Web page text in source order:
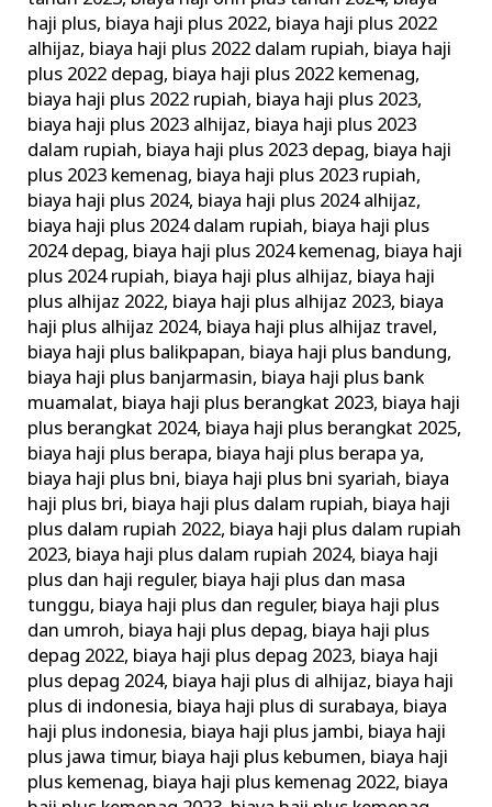
haji plus, biaya haji plus 2022, biaya haji plus 2022
alhijaz, biaya haji plus 2022 dalam rupiah, biaya haji
plus 2022 depag, biaya haji plus 2022 kemenag,
biaya haji plus 2022 rupiah, biaya haji plus 2023,
biaya haji plus 2023 alhijaz, biaya haji plus 2023
dalam rupiah, biaya haji plus 2023 depag, biaya haji
plus 2023 kemenag, biaya haji plus 2023 rupiah,
biaya haji plus 2024, biaya haji plus 2024 alhijaz,
biaya haji plus 2024 dalam rupiah, biaya haji plus
2024 depag, biaya haji plus 2024 kemenag, biaya haji
plus 2024 rupiah, biaya haji plus alhijaz, biaya haji
plus alhijaz 2022, biaya haji plus alhijaz 2023, biaya
haji plus alhijaz 2024, biaya haji plus alhijaz travel,
biaya haji plus balikpapan, biaya haji plus bandung,
biaya haji plus banjarmasin, biaya haji plus bank
muamalat, biaya haji plus berangkat 2023, biaya haji
plus berangkat 2024, biaya haji plus berangkat 2025,
biaya haji plus berapa, biaya haji plus berapa ya,
biaya haji plus bni, biaya haji plus bni syariah, biaya
haji plus bri, biaya haji plus dalam rupiah, biaya haji
plus dalam rupiah 2022, biaya haji plus dalam rupiah
2023, biaya haji plus dalam rupiah 2024, biaya haji
plus dan haji reguler, biaya haji plus dan masa
tunggu, biaya haji plus dan reguler, biaya haji plus
dan umroh, biaya haji plus depag, biaya haji plus
depag 2022, biaya haji plus depag 2023, biaya haji
plus depag 2024, biaya haji plus di alhijaz, biaya haji
plus di indonesia, biaya haji plus di surabaya, biaya
haji plus indonesia, biaya haji plus jambi, biaya haji
plus jawa timur, biaya haji plus kebumen, biaya haji
plus kemenag, biaya haji plus kemenag 2022, biaya